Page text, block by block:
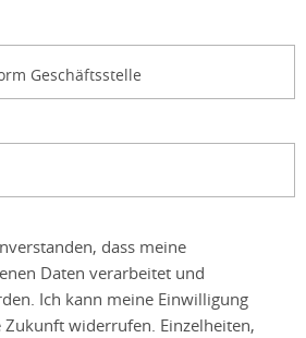
Geschäftsstelle
dass meine
Daten verarbeitet und
Ich kann meine Einwilligung
widerrufen. Einzelheiten,